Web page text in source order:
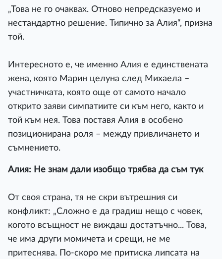
„Това не го очаквах. Отново непредсказуемо и
нестандартно решение. Типично за Алия“, призна
той.
Интересното е, че именно Алия е единствената
жена, която Марин целуна след Михаела –
участничката, която още от самото начало
открито заяви симпатиите си към него, както и
той към нея. Това поставя Алия в особено
позиционирана роля – между привличането и
съмнението.
Алия: Не знам дали изобщо трябва да съм тук
От своя страна, тя не скри вътрешния си
конфликт: „Сложно е да градиш нещо с човек,
когото всъщност не виждаш достатъчно... Това,
че има други момичета и срещи, не ме
притеснява. По-скоро ме притиска липсата на